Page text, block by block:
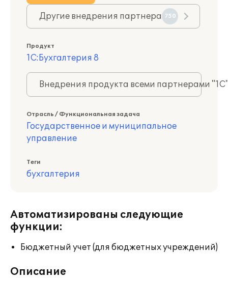
Другие внедрения партнера 750
Продукт
1С:Бухгалтерия 8
Внедрения продукта всеми партнерами
Отрасль / Функциональная задача
Государственное и муниципальное
управление
Теги
бухгалтерия
Автоматизированы следующие
функции:
Бюджетный учет (для бюджетных учреждений)
Описание